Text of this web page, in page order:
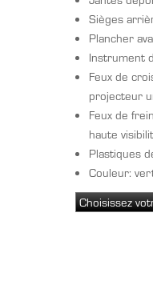
Sièges
Plancher
Instrument
Feux de
projecteur
Feux de
haute
Plastiques
Couleur: